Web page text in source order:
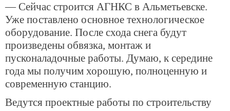
— Сейчас строится АГНКС в Альметьевске.
Уже поставлено основное технологическое
оборудование. После схода снега будут
произведены обвязка, монтаж и
пусконаладочные работы. Думаю, к середине
года мы получим хорошую, полноценную и
современную станцию.
Ведутся проектные работы по строительству